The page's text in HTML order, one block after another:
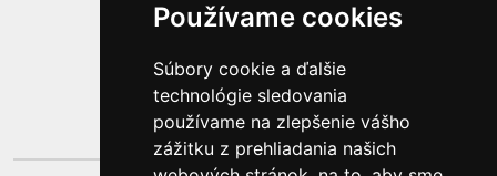
Používame cookies
Súbory cookie a ďalšie
technológie sledovania
používame na zlepšenie vášho
zážitku z prehliadania našich